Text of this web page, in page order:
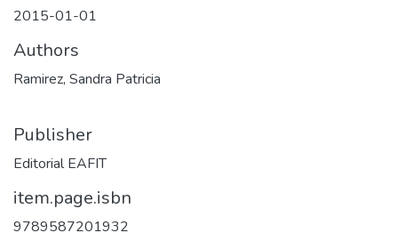
2015-01-01
Authors
Ramirez, Sandra Patricia
Publisher
Editorial EAFIT
item.page.isbn
9789587201932